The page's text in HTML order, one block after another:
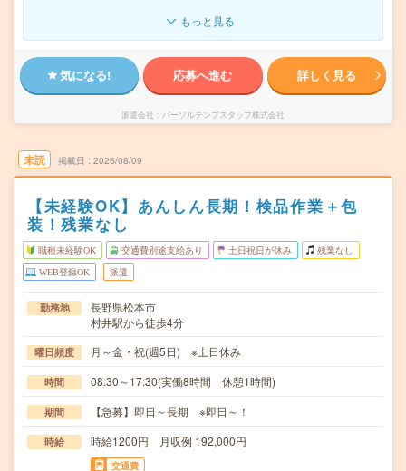
もっと見る
気になる! 応募へ進む 詳しく見る
派遣会社 パーソルテンプスタッフ株式会社
未読 掲載日 2026/08/09
【未経験OK】あんしん長期！検品作業＋包
装！残業なし
職種未経験OK 交通費別途支給あり 土日祝日が休み 残業なし
WEB登録OK 派遣
勤務地
長野県松本市
村井駅から徒歩4分
曜日頻度 月～金・祝(週5日) ※土日休み
時間 08:30～17:30(実働8時間 休憩1時間)
期間 【急募】即日～長期 ※即日～！
時給 時給1200円 月収例 192,000円
交通費